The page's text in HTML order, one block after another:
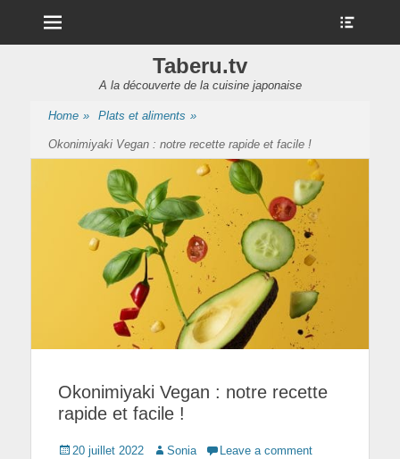
Menu
Taberu.tv
A la découverte de la cuisine japonaise
Home » Plats et aliments »
Okonimiyaki Vegan : notre recette rapide et facile !
Okonimiyaki Vegan : notre recette
rapide et facile !
Posted
20 juillet 2022 Author
Sonia Leave a comment